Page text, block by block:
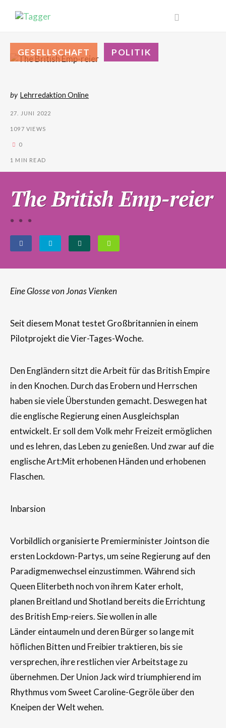
GESELLSCHAFT POLITIK
by Lehrredaktion Online
27. JUNI 2022
1097 VIEWS
0
1 MIN READ
The British Emp-reier
Eine Glosse von Jonas Vienken
Seit diesem Monat testet Großbritannien in einem
Pilotprojekt die Vier-Tages-Woche.
Den Engländern sitzt die Arbeit für das British Empire
in den Knochen. Durch das Erobern und Herrschen
haben sie viele Überstunden gemacht. Deswegen hat
die englische Regierung einen Ausgleichsplan
entwickelt. Er soll dem Volk mehr Freizeit ermöglichen
und es lehren, das Leben zu genießen. Und zwar auf die
englische Art:Mit erhobenen Händen und erhobenen
Flaschen.
Inbarsion
Vorbildlich organisierte Premierminister Jointson die
ersten Lockdown-Partys, um seine Regierung auf den
Paradigmenwechsel einzustimmen. Während sich
Queen Eliterbeth noch von ihrem Kater erholt,
planen Breitland und Shotland bereits die Errichtung
des British Emp-reiers. Sie wollen in alle
Länder eintaumeln und deren Bürger so lange mit
höflichen Bitten und Freibier traktieren, bis sie
versprechen, ihre restlichen vier Arbeitstage zu
übernehmen. Der Union Jack wird triumphierend im
Rhythmus vom Sweet Caroline-Gegröle über den
Kneipen der Welt wehen.